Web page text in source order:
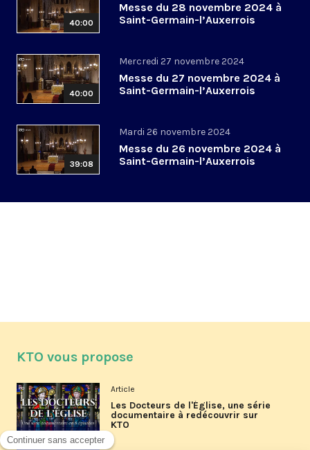
40:00
Messe du 28 novembre 2024 à
Saint-Germain-l’Auxerrois
40:00
Mercredi 27 novembre 2024
Messe du 27 novembre 2024 à
Saint-Germain-l’Auxerrois
39:08
Mardi 26 novembre 2024
Messe du 26 novembre 2024 à
Saint-Germain-l’Auxerrois
KTO vous propose
Article
Les Docteurs de l'Église, une série
documentaire à redécouvrir sur
KTO